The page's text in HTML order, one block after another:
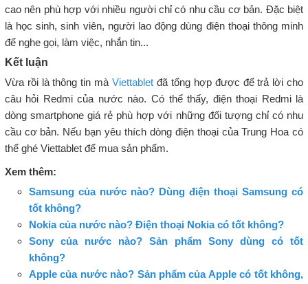
cao nên phù hợp với nhiều người chỉ có nhu cầu cơ bản. Đặc biệt
là học sinh, sinh viên, người lao động dùng điện thoại thông minh
để nghe gọi, làm việc, nhắn tin...
Kết luận
Vừa rồi là thông tin màViettabletđã tổng hợp được để trả lời cho
câu hỏi Redmi của nước nào. Có thể thấy, điện thoại Redmi là
dòng smartphone giá rẻ phù hợp với những đối tượng chỉ có nhu
cầu cơ bản. Nếu bạn yêu thích dòng điện thoại của Trung Hoa có
thể ghé Viettablet để mua sản phẩm.
Xem thêm:
Samsung của nước nào? Dùng điện thoại Samsung có
tốt không?
Nokia của nước nào? Điện thoại Nokia có tốt không?
Sony của nước nào? Sản phẩm Sony dùng có tốt
không?
Apple của nước nào? Sản phẩm của Apple có tốt không,